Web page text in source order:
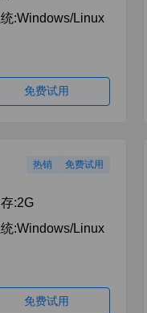
:Windows/Linux
免费试用
热销 免费试用
:2G
:Windows/Linux
免费试用